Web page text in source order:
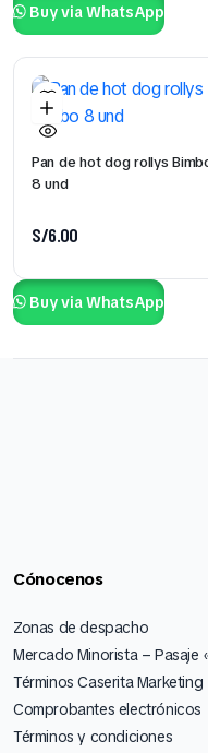
Buy via WhatsApp
Pan de hot dog rollys Bimbo
8 und
S/6.00
Buy via WhatsApp
Cónocenos
Zonas de despacho
Mercado Minorista – Pasaje
Términos Caserita Marketing
Comprobantes electrónicos
Términos y condiciones